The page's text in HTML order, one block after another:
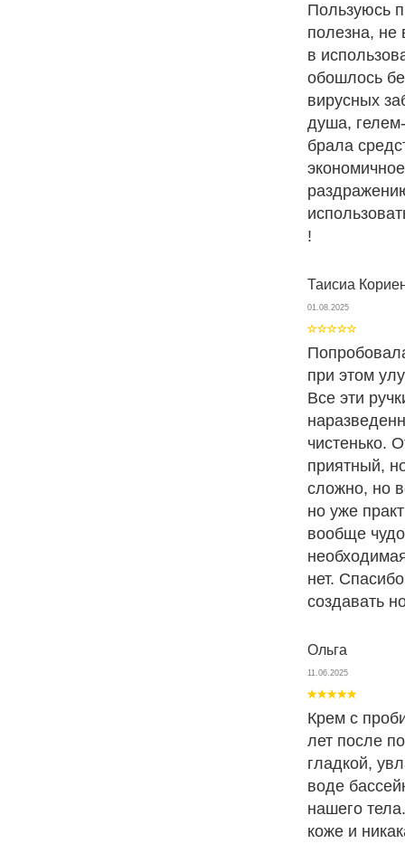
Пользуюсь
полезна, не
в
обошлось
вирусных
душа,
брала
!
Таисиа
01.08.2025
при этом
Все эти
чистенько.
приятный,
сложно, но
но уже
вообще
нет.
создавать
Ольга
11.06.2025
Крем с
лет после
гладкой,
воде
нашего
коже и